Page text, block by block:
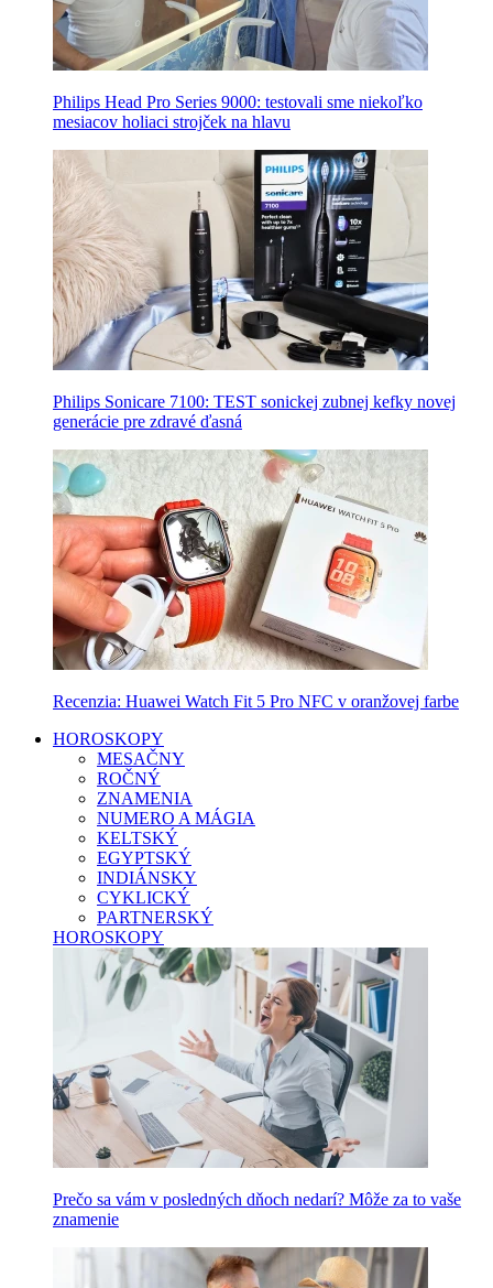
Philips Head Pro Series 9000: testovali sme niekoľko
mesiacov holiaci strojček na hlavu
Philips Sonicare 7100: TEST sonickej zubnej kefky novej
generácie pre zdravé ďasná
Recenzia: Huawei Watch Fit 5 Pro NFC v oranžovej farbe
HOROSKOPY
MESAČNY
ROČNÝ
ZNAMENIA
NUMERO A MÁGIA
KELTSKÝ
EGYPTSKÝ
INDIÁNSKY
CYKLICKÝ
PARTNERSKÝ
HOROSKOPY
Prečo sa vám v posledných dňoch nedarí? Môže za to vaše
znamenie